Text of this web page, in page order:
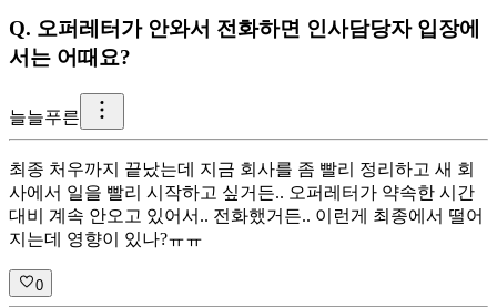
Q. 오퍼레터가 안와서 전화하면 인사담당자 입장에
서는 어때요?
늘늘푸른
최종 처우까지 끝났는데 지금 회사를 좀 빨리 정리하고 새 회
사에서 일을 빨리 시작하고 싶거든.. 오퍼레터가 약속한 시간
대비 계속 안오고 있어서.. 전화했거든.. 이런게 최종에서 떨어
지는데 영향이 있나?ㅠㅠ
0